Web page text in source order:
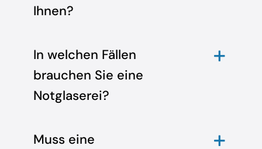
Ihnen?
In welchen Fällen
brauchen Sie eine
Notglaserei?
Muss eine